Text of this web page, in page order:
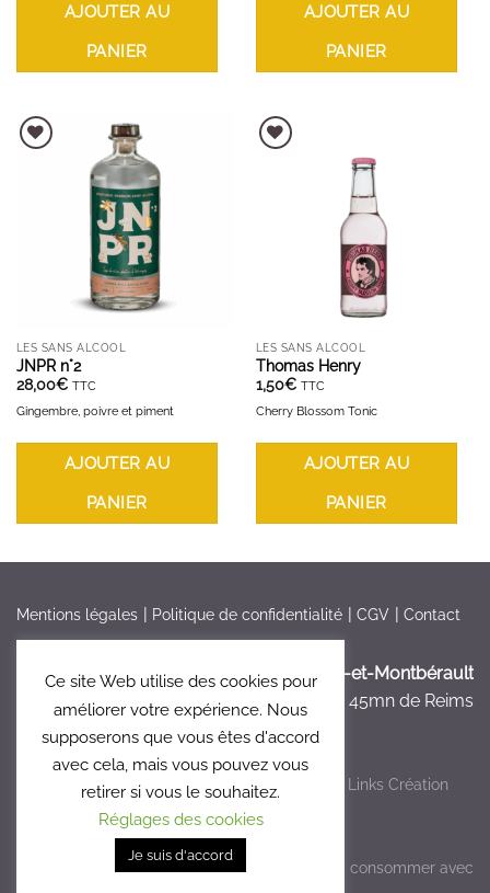
AJOUTER AU
PANIER
AJOUTER AU
PANIER
AJOUTER À LA LISTE D'ENVIES
LES SANS ALCOOL
JNPR n°2
28,00€ TTC
Gingembre, poivre et piment
AJOUTER AU
PANIER
AJOUTER À LA LISTE D'ENVIES
LES SANS ALCOOL
Thomas Henry
1,50€ TTC
Cherry Blossom Tonic
AJOUTER AU
PANIER
Mentions légales Politique de confidentialité CGV Contact
France > Aisne >Bruyères-et-Montbérault
à 5mn de Laon, à 45mn de Reims
Copyright 2026 © Le Clos 47 - Réalisé par Links Création
Graphique
L'abus d'alcool est dangereux pour la santé, à consommer avec
Ce site Web utilise des cookies pour
améliorer votre expérience. Nous
supposerons que vous êtes d'accord
avec cela, mais vous pouvez vous
retirer si vous le souhaitez.
Réglages des cookies
Je suis d'accord